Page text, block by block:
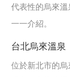
代表性的烏來
一一介紹。
台北烏來溫泉
位於新北市的